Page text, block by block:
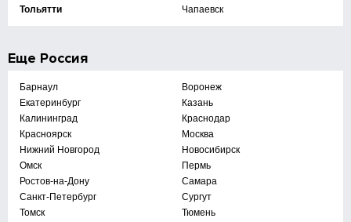
Тольятти
Чапаевск
Еще Россия
Барнаул
Воронеж
Екатеринбург
Казань
Калининград
Краснодар
Красноярск
Москва
Нижний Новгород
Новосибирск
Омск
Пермь
Ростов-на-Дону
Самара
Санкт-Петербург
Сургут
Томск
Тюмень